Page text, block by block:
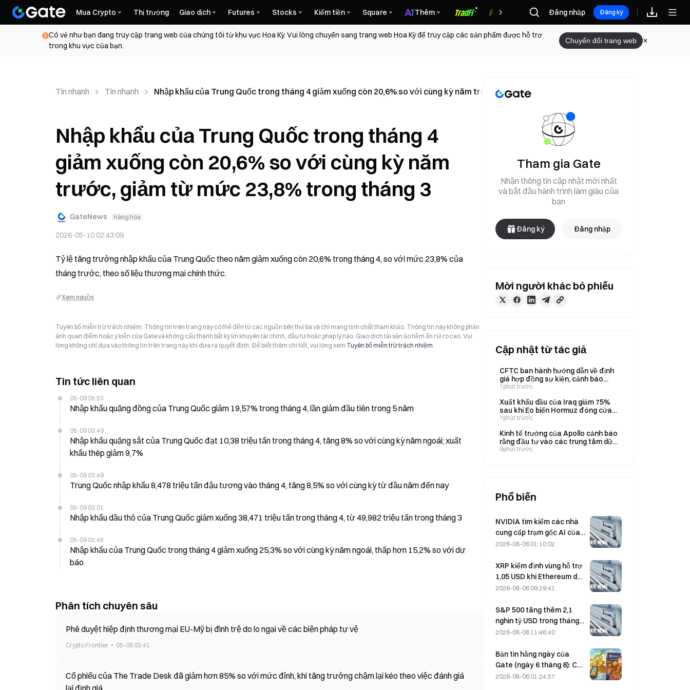
Mua Crypto Thị trường Giao dịch Futures Stocks Kiếm tiền Square Thêm Phần thưởng
Đăng nhập Đăng ký
Có vẻ như bạn đang truy cập trang web của chúng tôi từ khu vực Hoa Kỳ. Vui lòng chuyển sang trang web Hoa Kỳ để truy cập các sản phẩm được hỗ trợ
trong khu vực của bạn.
Chuyển đổi trang web
Tin nhanh Tin nhanh Nhập khẩu của Trung Quốc trong tháng 4 giảm xuống còn 20,6% so với cùng kỳ năm trước, giảm từ mức 23,8% trong tháng 3
Nhập khẩu của Trung Quốc trong tháng 4
giảm xuống còn 20,6% so với cùng kỳ năm
trước, giảm từ mức 23,8% trong tháng 3
GateNews Hàng hóa
2026-05-10 02:43:09
Tỷ lệ tăng trưởng nhập khẩu của Trung Quốc theo năm giảm xuống còn 20,6% trong tháng 4, so với mức 23,8% của
tháng trước, theo số liệu thương mại chính thức.
Xem nguồn
Tuyên bố miễn trừ trách nhiệm: Thông tin trên trang này có thể đến từ các nguồn bên thứ ba và chỉ mang tính chất tham khảo. Thông tin này không phản
ánh quan điểm hoặc ý kiến của Gate và không cấu thành bất kỳ lời khuyên tài chính, đầu tư hoặc pháp lý nào. Giao dịch tài sản ảo tiềm ẩn rủi ro cao. Vui
lòng không chỉ dựa vào thông tin trên trang này khi đưa ra quyết định. Để biết thêm chi tiết, vui lòng xem Tuyên bố miễn trừ trách nhiệm.
Tin tức liên quan
05-09 05:53
Nhập khẩu quặng đồng của Trung Quốc giảm 19,57% trong tháng 4, lần giảm đầu tiên trong 5 năm
05-09 03:49
Nhập khẩu quặng sắt của Trung Quốc đạt 10,38 triệu tấn trong tháng 4, tăng 8% so với cùng kỳ năm ngoái; xuất
khẩu thép giảm 9,7%
05-09 03:49
Trung Quốc nhập khẩu 8,478 triệu tấn đậu tương vào tháng 4, tăng 8,5% so với cùng kỳ từ đầu năm đến nay
05-09 03:01
Nhập khẩu dầu thô của Trung Quốc giảm xuống 38,471 triệu tấn trong tháng 4, từ 49,982 triệu tấn trong tháng 3
05-09 02:45
Nhập khẩu của Trung Quốc trong tháng 4 giảm xuống 25,3% so với cùng kỳ năm ngoái, thấp hơn 15,2% so với dự
báo
Phân tích chuyên sâu
Phê duyệt hiệp định thương mại EU-Mỹ bị đình trệ do lo ngại về các biện pháp tự vệ
Crypto Frontier 05-08 03:41
Cổ phiếu của The Trade Desk đã giảm hơn 85% so với mức đỉnh, khi tăng trưởng chậm lại kéo theo việc đánh giá
lại định giá
Tham gia Gate
Nhận thông tin cập nhật mới nhất
và bắt đầu hành trình làm giàu của
bạn
Đăng ký Đăng nhập
Mời người khác bỏ phiếu
Cập nhật từ tác giả
CFTC ban hành hướng dẫn về định
giá hợp đồng sự kiện, cảnh báo
định dạng “tỷ lệ cược kiểu Mỹ” có
7phút trước
Xuất khẩu dầu của Iraq giảm 75%
sau khi Eo biển Hormuz đóng cửa
vào ngày 8 tháng 8
7phút trước
Kinh tế trưởng của Apollo cảnh báo
rằng đầu tư vào các trung tâm dữ
liệu có thể tăng vọt lên mức tương
9phút trước
Phổ biến
NVIDIA tìm kiếm các nhà
cung cấp trạm gốc AI của
Trung Quốc để triển khai
2026-08-06 01:10:02
XRP kiểm định vùng hỗ trợ
1,05 USD khi Ethereum duy
trì mức 1.908 USD trong bối
thấp
2026-08-06 09:29:41
S&P 500 tăng thêm 2,1
nghìn tỷ USD trong tháng
8, tương đương mức tăng
tăng 2%.
2026-08-06 11:46:40
Bản tin hằng ngày của
Gate (ngày 6 tháng 8): Cổ
phiếu ưu đãi STRC của
2026-08-06 01:24:57